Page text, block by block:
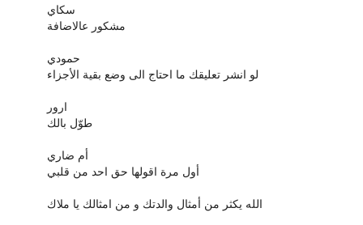
سكاي
مشكور عالاضافة
حمودي
لو انشر تعليقك ما احتاج الى وضع بقية الأجزاء
ارور
طوّل بالك
أم ضاري
أول مرة اقولها حق احد من قلبي
الله يكثر من أمثال والدتك و من امثالك يا ملاك